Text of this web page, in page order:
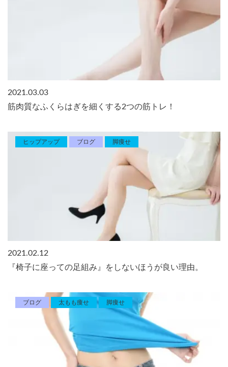
2021.03.03
筋肉質なふくらはぎを細くする2つの筋トレ！
ヒップアップ ブログ 脚痩せ
2021.02.12
『椅子に座っての足組み』をしないほうが良い理由。
ブログ 太もも痩せ 脚痩せ